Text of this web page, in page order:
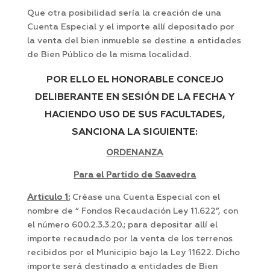
Que otra posibilidad sería la creación de una
Cuenta Especial y el importe allí depositado por
la venta del bien inmueble se destine a entidades
de Bien Público de la misma localidad.
POR ELLO EL HONORABLE CONCEJO
DELIBERANTE EN SESIÓN DE LA FECHA Y
HACIENDO USO DE SUS FACULTADES,
SANCIONA LA SIGUIENTE:
ORDENANZA
Para el Partido de Saavedra
Articulo 1:Créase una Cuenta Especial con el
nombre de “ Fondos Recaudación Ley 11.622”, con
el número 600.2.3.3.20.; para depositar allí el
importe recaudado por la venta de los terrenos
recibidos por el Municipio bajo la Ley 11622. Dicho
importe será destinado a entidades de Bien